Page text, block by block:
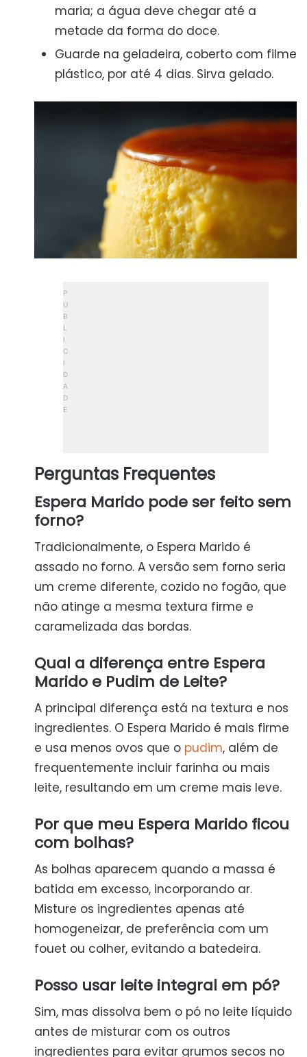
maria; a água deve chegar até a
metade da forma do doce.
Guarde na geladeira, coberto com filme
plástico, por até 4 dias. Sirva gelado.
Perguntas Frequentes
Espera Marido pode ser feito sem
forno?
Tradicionalmente, o Espera Marido é
assado no forno. A versão sem forno seria
um creme diferente, cozido no fogão, que
não atinge a mesma textura firme e
caramelizada das bordas.
Qual a diferença entre Espera
Marido e Pudim de Leite?
A principal diferença está na textura e nos
ingredientes. O Espera Marido é mais firme
e usa menos ovos que o pudim, além de
frequentemente incluir farinha ou mais
leite, resultando em um creme mais leve.
Por que meu Espera Marido ficou
com bolhas?
As bolhas aparecem quando a massa é
batida em excesso, incorporando ar.
Misture os ingredientes apenas até
homogeneizar, de preferência com um
fouet ou colher, evitando a batedeira.
Posso usar leite integral em pó?
Sim, mas dissolva bem o pó no leite líquido
antes de misturar com os outros
ingredientes para evitar grumos secos no